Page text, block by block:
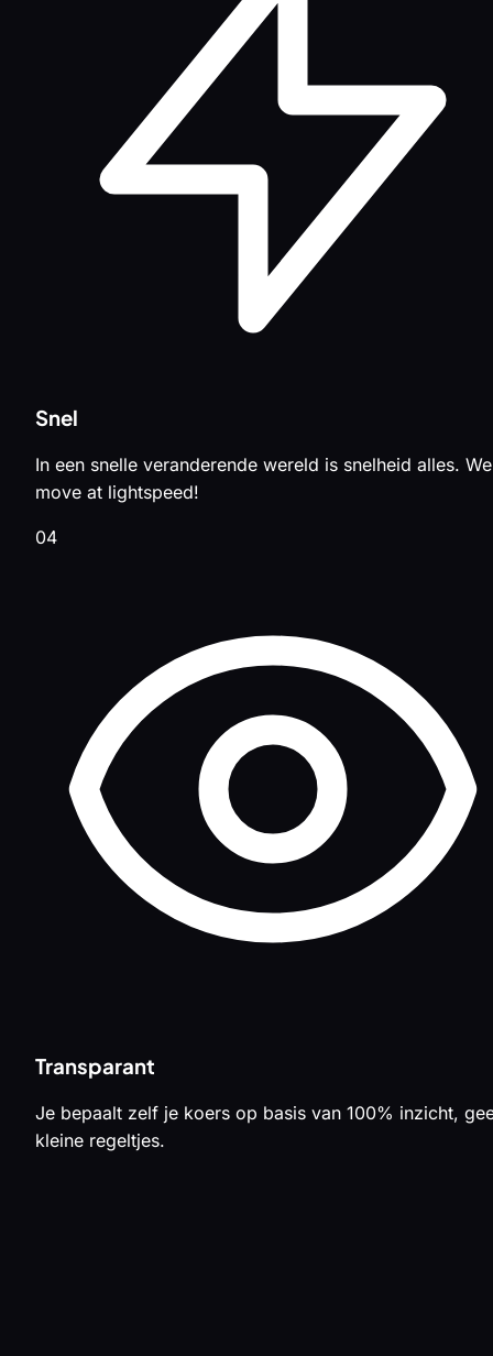
Snel
In een snelle veranderende wereld is snelheid alles. We
move at lightspeed!
04
Transparant
Je bepaalt zelf je koers op basis van 100% inzicht,
kleine regeltjes.